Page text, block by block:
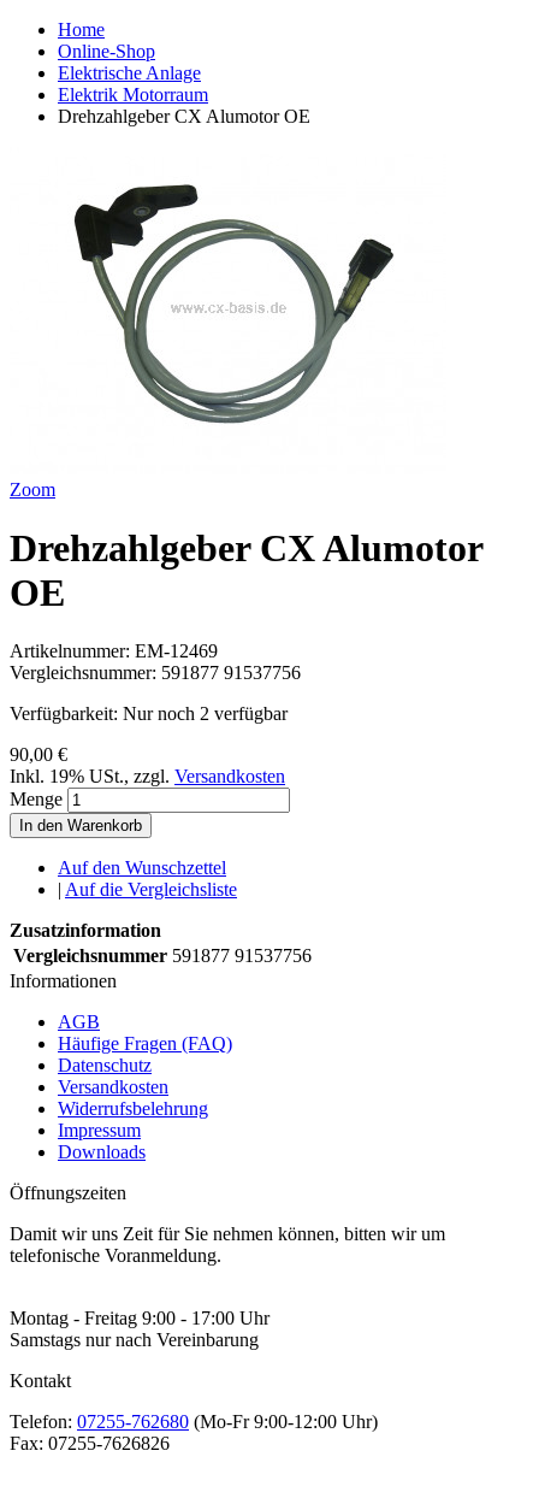
Home
Online-Shop
Elektrische Anlage
Elektrik Motorraum
Drehzahlgeber CX Alumotor OE
Zoom
Drehzahlgeber CX Alumotor
OE
Artikelnummer: EM-12469
Vergleichsnummer: 591877 91537756
Verfügbarkeit: Nur noch 2 verfügbar
90,00 €
Inkl. 19% USt., zzgl. Versandkosten
Menge
In den Warenkorb
Auf den Wunschzettel
| Auf die Vergleichsliste
Zusatzinformation
Vergleichsnummer 591877 91537756
Informationen
AGB
Häufige Fragen (FAQ)
Datenschutz
Versandkosten
Widerrufsbelehrung
Impressum
Downloads
Öffnungszeiten
Damit wir uns Zeit für Sie nehmen können, bitten wir um
telefonische Voranmeldung.
Montag - Freitag 9:00 - 17:00 Uhr
Samstags nur nach Vereinbarung
Kontakt
Telefon: 07255-762680 (Mo-Fr 9:00-12:00 Uhr)
Fax: 07255-7626826